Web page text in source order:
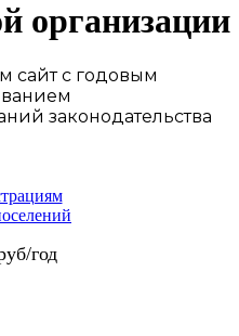
организации
сайт с годовым
законодательства
год